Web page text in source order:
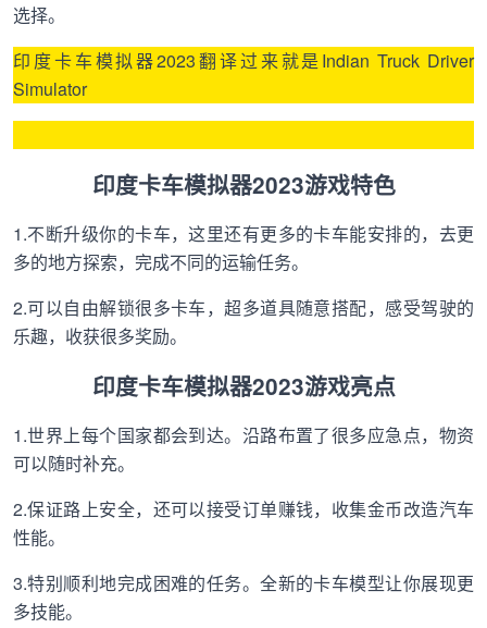
选择。
印度卡车模拟器2023翻译过来就是Indian Truck Driver
Simulator
印度卡车模拟器2023游戏特色
1.不断升级你的卡车，这里还有更多的卡车能安排的，去更
多的地方探索，完成不同的运输任务。
2.可以自由解锁很多卡车，超多道具随意搭配，感受驾驶的
乐趣，收获很多奖励。
印度卡车模拟器2023游戏亮点
1.世界上每个国家都会到达。沿路布置了很多应急点，物资
可以随时补充。
2.保证路上安全，还可以接受订单赚钱，收集金币改造汽车
性能。
3.特别顺利地完成困难的任务。全新的卡车模型让你展现更
多技能。